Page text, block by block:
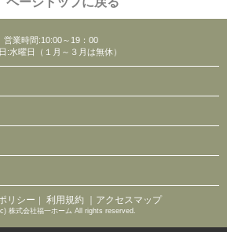
営業時間:10:00～19：00
:水曜日（１月～３月は無休）
リシー ｜ 利用規約 ｜アクセスマップ
株式会社福一ホーム All rights reserved.